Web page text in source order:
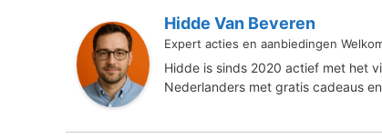
Hidde Van Beveren
Expert acties en aanbiedingen
Hidde is sinds 2020 actief met het
Nederlanders met gratis cadeaus